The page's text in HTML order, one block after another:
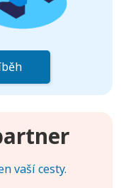
vaší cesty.